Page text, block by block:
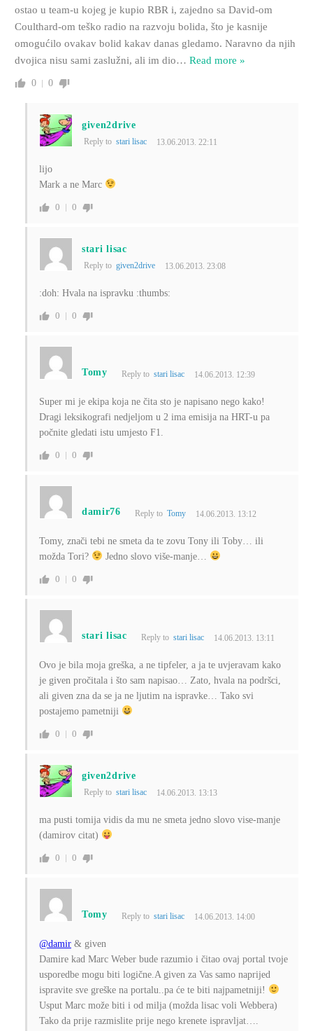
ostao u team-u kojeg je kupio RBR i, zajedno sa David-om
Coulthard-om teško radio na razvoju bolida, što je kasnije
omogućilo ovakav bolid kakav danas gledamo. Naravno da njih
dvojica nisu sami zaslužni, ali im dio… Read more »
0 0
given2drive
Reply to stari lisac 13.06.2013. 22:11
lijo
Mark a ne Marc
0 0
stari lisac
Reply to given2drive 13.06.2013. 23:08
:doh: Hvala na ispravku :thumbs:
0 0
Tomy Reply to stari lisac 14.06.2013. 12:39
Super mi je ekipa koja ne čita sto je napisano nego kako!
Dragi leksikografi nedjeljom u 2 ima emisija na HRT-u pa
počnite gledati istu umjesto F1.
0 0
damir76 Reply to Tomy 14.06.2013. 13:12
Tomy, znači tebi ne smeta da te zovu Tony ili Toby… ili
možda Tori?
Jedno slovo više-manje…
0 0
stari lisac Reply to stari lisac 14.06.2013. 13:11
Ovo je bila moja greška, a ne tipfeler, a ja te uvjeravam kako
je given pročitala i što sam napisao… Zato, hvala na podršci,
ali given zna da se ja ne ljutim na ispravke… Tako svi
postajemo pametniji
0 0
given2drive
Reply to stari lisac 14.06.2013. 13:13
ma pusti tomija vidis da mu ne smeta jedno slovo vise-manje
(damirov citat)
0 0
Tomy Reply to stari lisac 14.06.2013. 14:00
@damir& given
Damire kad Marc Weber bude razumio i čitao ovaj portal tvoje
usporedbe mogu biti logične.A given za Vas samo naprijed
ispravite sve greške na portalu..pa će te biti najpametniji!
Usput Marc može biti i od milja (možda lisac voli Webbera)
Tako da prije razmislite prije nego krenete ispravljat….